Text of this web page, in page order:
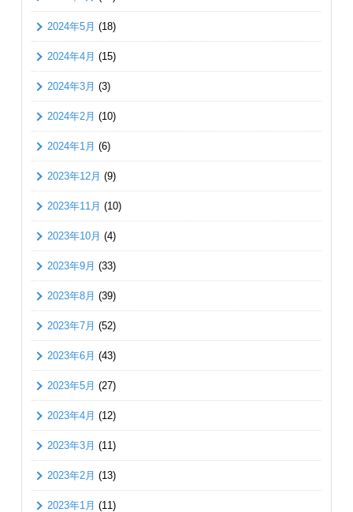
2024年5月 (18)
2024年4月 (15)
2024年3月 (3)
2024年2月 (10)
2024年1月 (6)
2023年12月 (9)
2023年11月 (10)
2023年10月 (4)
2023年9月 (33)
2023年8月 (39)
2023年7月 (52)
2023年6月 (43)
2023年5月 (27)
2023年4月 (12)
2023年3月 (11)
2023年2月 (13)
2023年1月 (11)